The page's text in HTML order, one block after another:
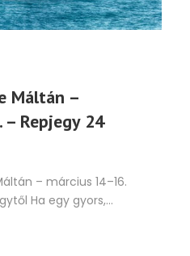
Máltán –
Repjegy 24
– március 14–16.
Ha egy gyors,...